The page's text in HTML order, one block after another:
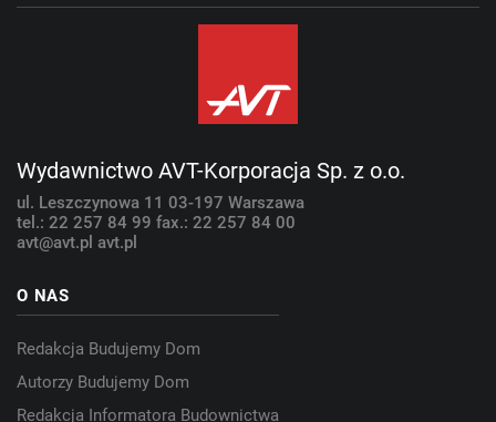
Wydawnictwo AVT-Korporacja Sp. z o.o.
ul. Leszczynowa 11 03-197 Warszawa
tel.: 22 257 84 99 fax.: 22 257 84 00
avt@avt.pl avt.pl
O NAS
Redakcja Budujemy Dom
Autorzy Budujemy Dom
Redakcja Informatora Budownictwa